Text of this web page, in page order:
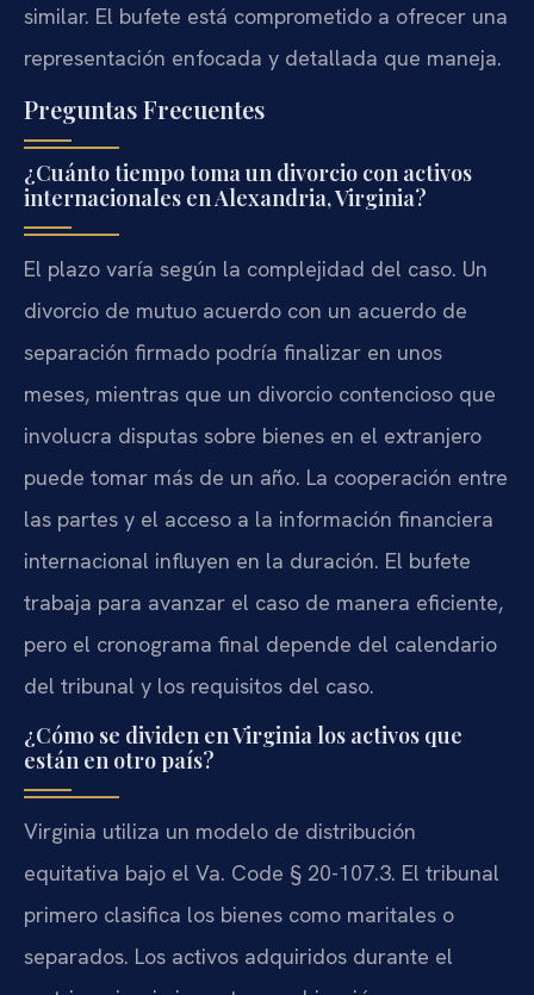
similar. El bufete está comprometido a ofrecer una
representación enfocada y detallada que maneja.
Preguntas Frecuentes
¿Cuánto tiempo toma un divorcio con activos
internacionales en Alexandria, Virginia?
El plazo varía según la complejidad del caso. Un
divorcio de mutuo acuerdo con un acuerdo de
separación firmado podría finalizar en unos
meses, mientras que un divorcio contencioso que
involucra disputas sobre bienes en el extranjero
puede tomar más de un año. La cooperación entre
las partes y el acceso a la información financiera
internacional influyen en la duración. El bufete
trabaja para avanzar el caso de manera eficiente,
pero el cronograma final depende del calendario
del tribunal y los requisitos del caso.
¿Cómo se dividen en Virginia los activos que
están en otro país?
Virginia utiliza un modelo de distribución
equitativa bajo el Va. Code § 20-107.3. El tribunal
primero clasifica los bienes como maritales o
separados. Los activos adquiridos durante el